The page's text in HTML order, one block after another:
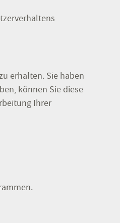
erhalten. Sie haben
können Sie diese
Ihrer